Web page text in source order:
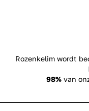
Rozenkelim wordt
98%van